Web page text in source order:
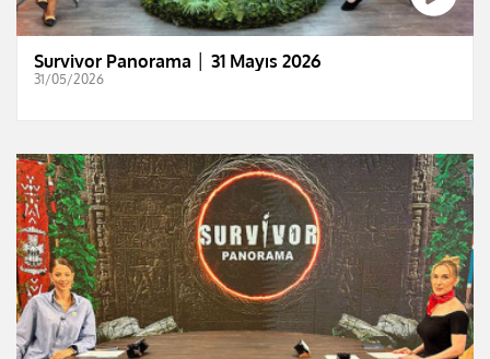
Survivor Panorama │ 31 Mayıs 2026
31/05/2026